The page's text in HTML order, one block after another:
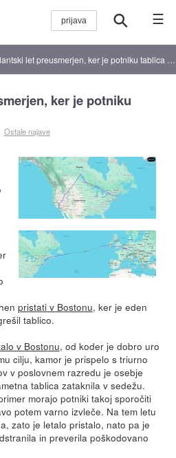
☰
let preusmerjen, ker je potniku tablica padla za stol
ker je potniku
Ostale najave
pristati v Bostonu, ker je eden
tablico.
v Bostonu, od koder je dobro uro
cilju, kamor je prispelo s triurno
v poslovnem razredu je osebje
tablica zataknila v sedežu.
morajo potniki takoj sporočiti
potem varno izvleče. Na tem letu
zato je letalo pristalo, nato pa je
in preverila poškodovano